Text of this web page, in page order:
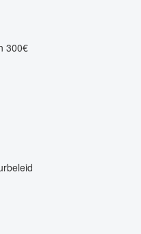
300€